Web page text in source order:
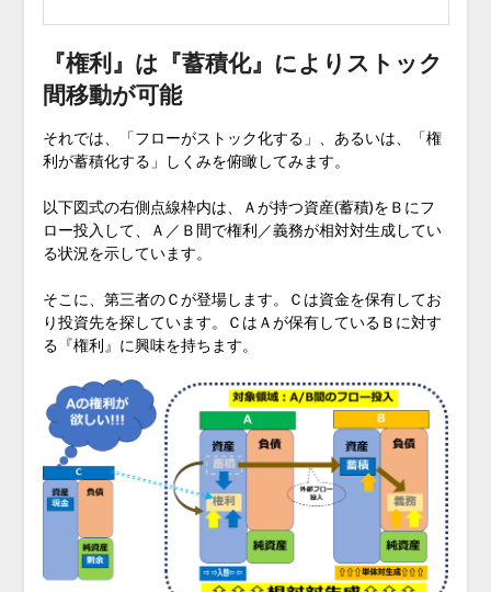
『権利』は『蓄積化』によりストック
間移動が可能
それでは、「フローがストック化する」、あるいは、「権
利が蓄積化する」しくみを俯瞰してみます。
以下図式の右側点線枠内は、Ａが持つ資産(蓄積)をＢにフ
ロー投入して、Ａ／Ｂ間で権利／義務が相対対生成してい
る状況を示しています。
そこに、第三者のＣが登場します。Ｃは資金を保有してお
り投資先を探しています。ＣはＡが保有しているＢに対す
る『権利』に興味を持ちます。